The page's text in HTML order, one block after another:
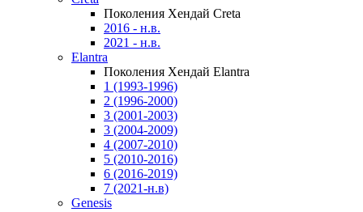
Поколения Хендай Creta
2016 - н.в.
2021 - н.в.
Elantra
Поколения Хендай Elantra
1 (1993-1996)
2 (1996-2000)
3 (2001-2003)
3 (2004-2009)
4 (2007-2010)
5 (2010-2016)
6 (2016-2019)
7 (2021-н.в)
Genesis